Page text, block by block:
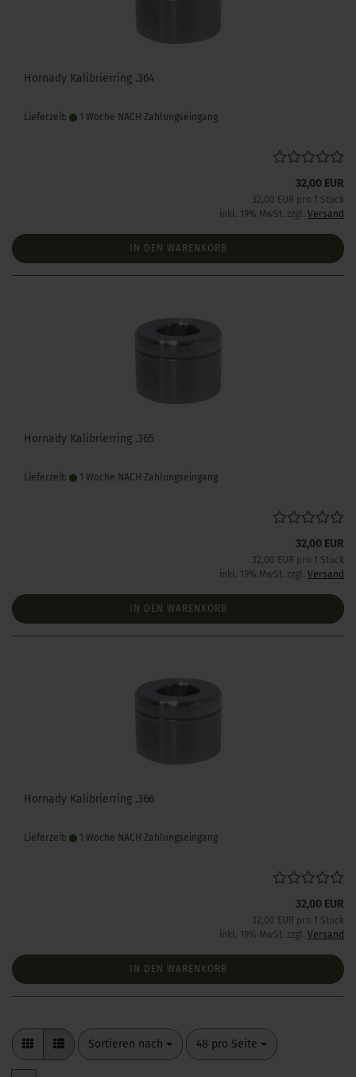
Hornady Kalibrierring .364
Lieferzeit: 1 Woche NACH Zahlungseingang
32,00 EUR
32,00 EUR pro 1 Stück
inkl. 19% MwSt. zzgl. Versand
IN DEN WARENKORB
Hornady Kalibrierring .365
Lieferzeit: 1 Woche NACH Zahlungseingang
32,00 EUR
32,00 EUR pro 1 Stück
inkl. 19% MwSt. zzgl. Versand
IN DEN WARENKORB
Hornady Kalibrierring .366
Lieferzeit: 1 Woche NACH Zahlungseingang
32,00 EUR
32,00 EUR pro 1 Stück
inkl. 19% MwSt. zzgl. Versand
IN DEN WARENKORB
Sortieren nach
Sortieren nach 48 pro Seite
pro Seite